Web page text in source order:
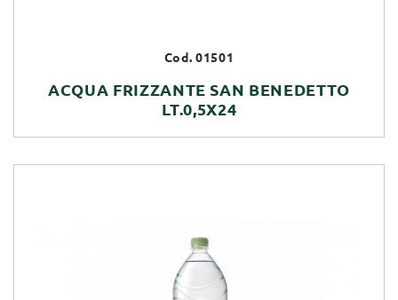
Cod. 01501
ACQUA FRIZZANTE SAN BENEDETTO
LT.0,5X24